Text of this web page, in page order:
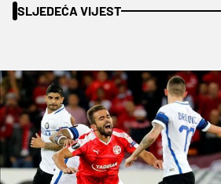
SLJEDEĆA VIJEST